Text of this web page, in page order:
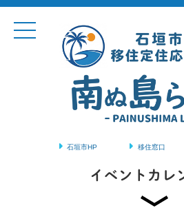
石垣市HP 移住窓口
コンテンツに移動
イベントカレ